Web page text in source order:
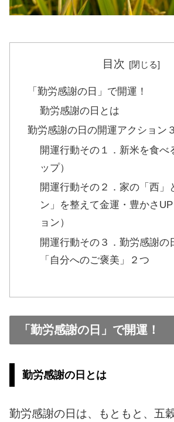
目次
「勤労感謝の日」で開運！
勤労感謝の日とは
勤労感謝の日の開運アクション
開運行動その１．新米を食べ
ップ）
開運行動その２．家の「西」
ン」を整えて金運・豊かさ
ョン）
開運行動その３．勤労感謝の
「自分へのご褒美」２つ
「勤労感謝の日」で開運！
勤労感謝の日とは
勤労感謝の日は、もともと、五